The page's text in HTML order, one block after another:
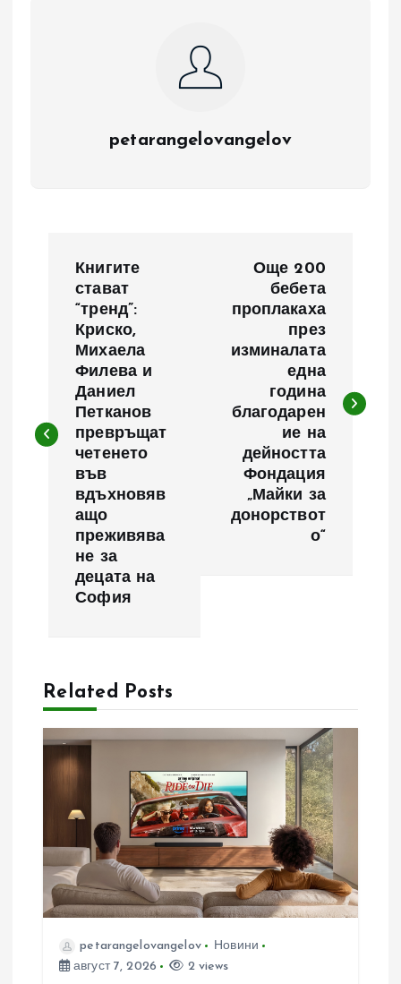
petarangelovangelov
г
Книгите
стават
“тренд”:
Криско,
Михаела
Филева и
Даниел
Петканов
превръщат
четенето
във
вдъхновяв
ащо
преживява
не за
децата на
София
Още 200
бебета
проплакаха
през
изминалата
една
година
благодарен
ие на
дейността
Фондация
„Майки за
донорствот
о“
Related Posts
petarangelovangelov
Новини
август 7, 2026
2 views